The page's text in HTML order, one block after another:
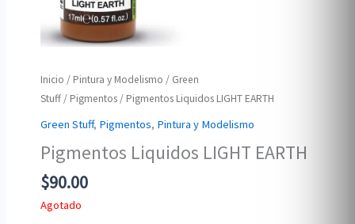
Inicio / Pintura y Modelismo / Green
Stuff / Pigmentos / Pigmentos Liquidos LIGHT EARTH
Green Stuff, Pigmentos, Pintura y Modelismo
Pigmentos Liquidos LIGHT EARTH
$90.00
Agotado